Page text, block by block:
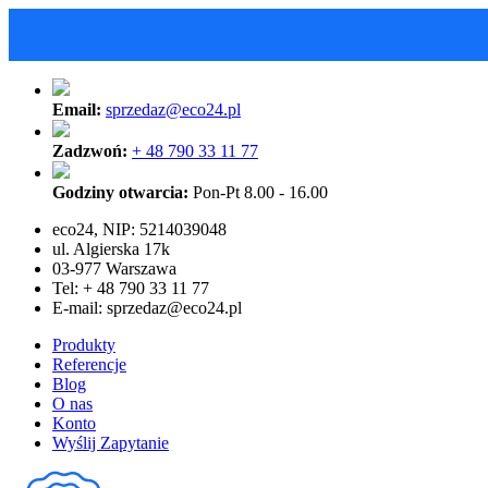
Email: sprzedaz@eco24.pl
Zadzwoń: + 48 790 33 11 77
Godziny otwarcia: Pon-Pt 8.00 - 16.00
eco24, NIP: 5214039048
ul. Algierska 17k
03-977 Warszawa
Tel: + 48 790 33 11 77
E-mail: sprzedaz@eco24.pl
Produkty
Referencje
Blog
O nas
Konto
Wyślij Zapytanie